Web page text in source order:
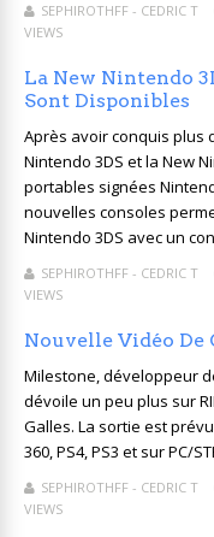
SEPHIROTHFF - CEDRIC T
VIEWS
La New Nintendo
Sont Disponibles
Après avoir conquis plus
Nintendo 3DS et la New
portables signées
nouvelles consoles
Nintendo 3DS avec un
SEPHIROTHFF - CEDRIC T
VIEWS
Nouvelle Vidéo De
Milestone, développeur
dévoile un peu plus sur
Galles. La sortie est
360, PS4, PS3 et sur PC/
SEPHIROTHFF - CEDRIC T
VIEWS